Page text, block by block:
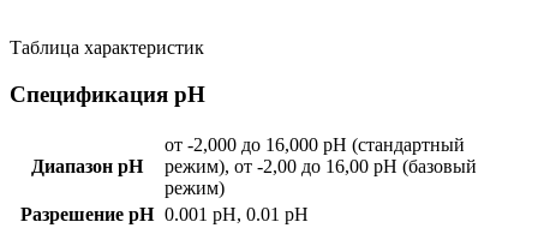
Таблица характеристик
Спецификация рН
Диапазон рН
от -2,000 до 16,000 рН (стандартный
режим), от -2,00 до 16,00 pH (базовый
режим)
Разрешение рН 0.001 pH, 0.01 pH